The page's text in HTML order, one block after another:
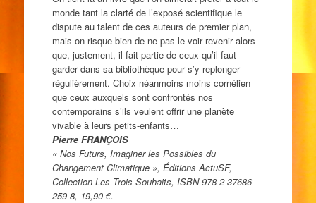
monde tant la clarté de l’exposé scientifique le
dispute au talent de ces auteurs de premier plan,
mais on risque bien de ne pas le voir revenir alors
que, justement, il fait partie de ceux qu’il faut
garder dans sa bibliothèque pour s’y replonger
régulièrement. Choix néanmoins moins cornélien
que ceux auxquels sont confrontés nos
contemporains s’ils veulent offrir une planète
vivable à leurs petits-enfants…
Pierre FRANÇOIS
« Nos Futurs, Imaginer les Possibles du
Changement Climatique », Éditions ActuSF,
Collection Les Trois Souhaits, ISBN 978-2-37686-
259-8, 19,90 €.